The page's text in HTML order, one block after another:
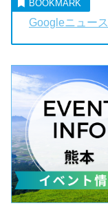
Googleニュース